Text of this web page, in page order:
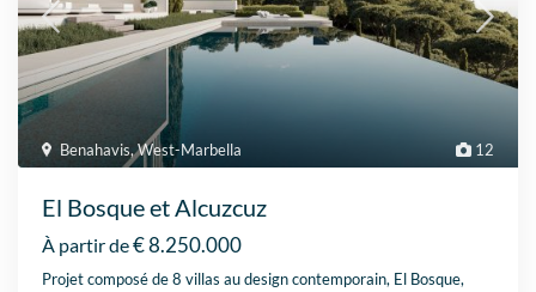
12
Benahavis,West-Marbella
El Bosque et Alcuzcuz
À partir de€ 8.250.000
Projet composé de 8 villas au design contemporain, El Bosque,